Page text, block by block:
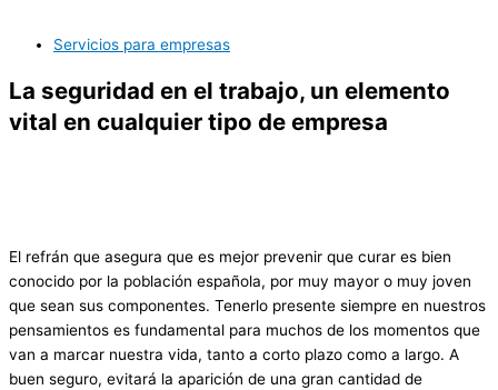
Servicios para empresas
La seguridad en el trabajo, un elemento
vital en cualquier tipo de empresa
El refrán que asegura que es mejor prevenir que curar es bien
conocido por la población española, por muy mayor o muy joven
que sean sus componentes. Tenerlo presente siempre en nuestros
pensamientos es fundamental para muchos de los momentos que
van a marcar nuestra vida, tanto a corto plazo como a largo. A
buen seguro, evitará la aparición de una gran cantidad de